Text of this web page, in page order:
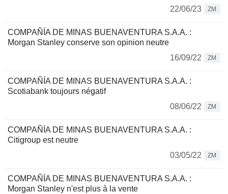
22/06/23
ZM
COMPAÑÍA DE MINAS BUENAVENTURA S.A.A. :
Morgan Stanley conserve son opinion neutre
16/09/22
ZM
COMPAÑÍA DE MINAS BUENAVENTURA S.A.A. :
Scotiabank toujours négatif
08/06/22
ZM
COMPAÑÍA DE MINAS BUENAVENTURA S.A.A. :
Citigroup est neutre
03/05/22
ZM
COMPAÑÍA DE MINAS BUENAVENTURA S.A.A. :
Morgan Stanley n'est plus à la vente